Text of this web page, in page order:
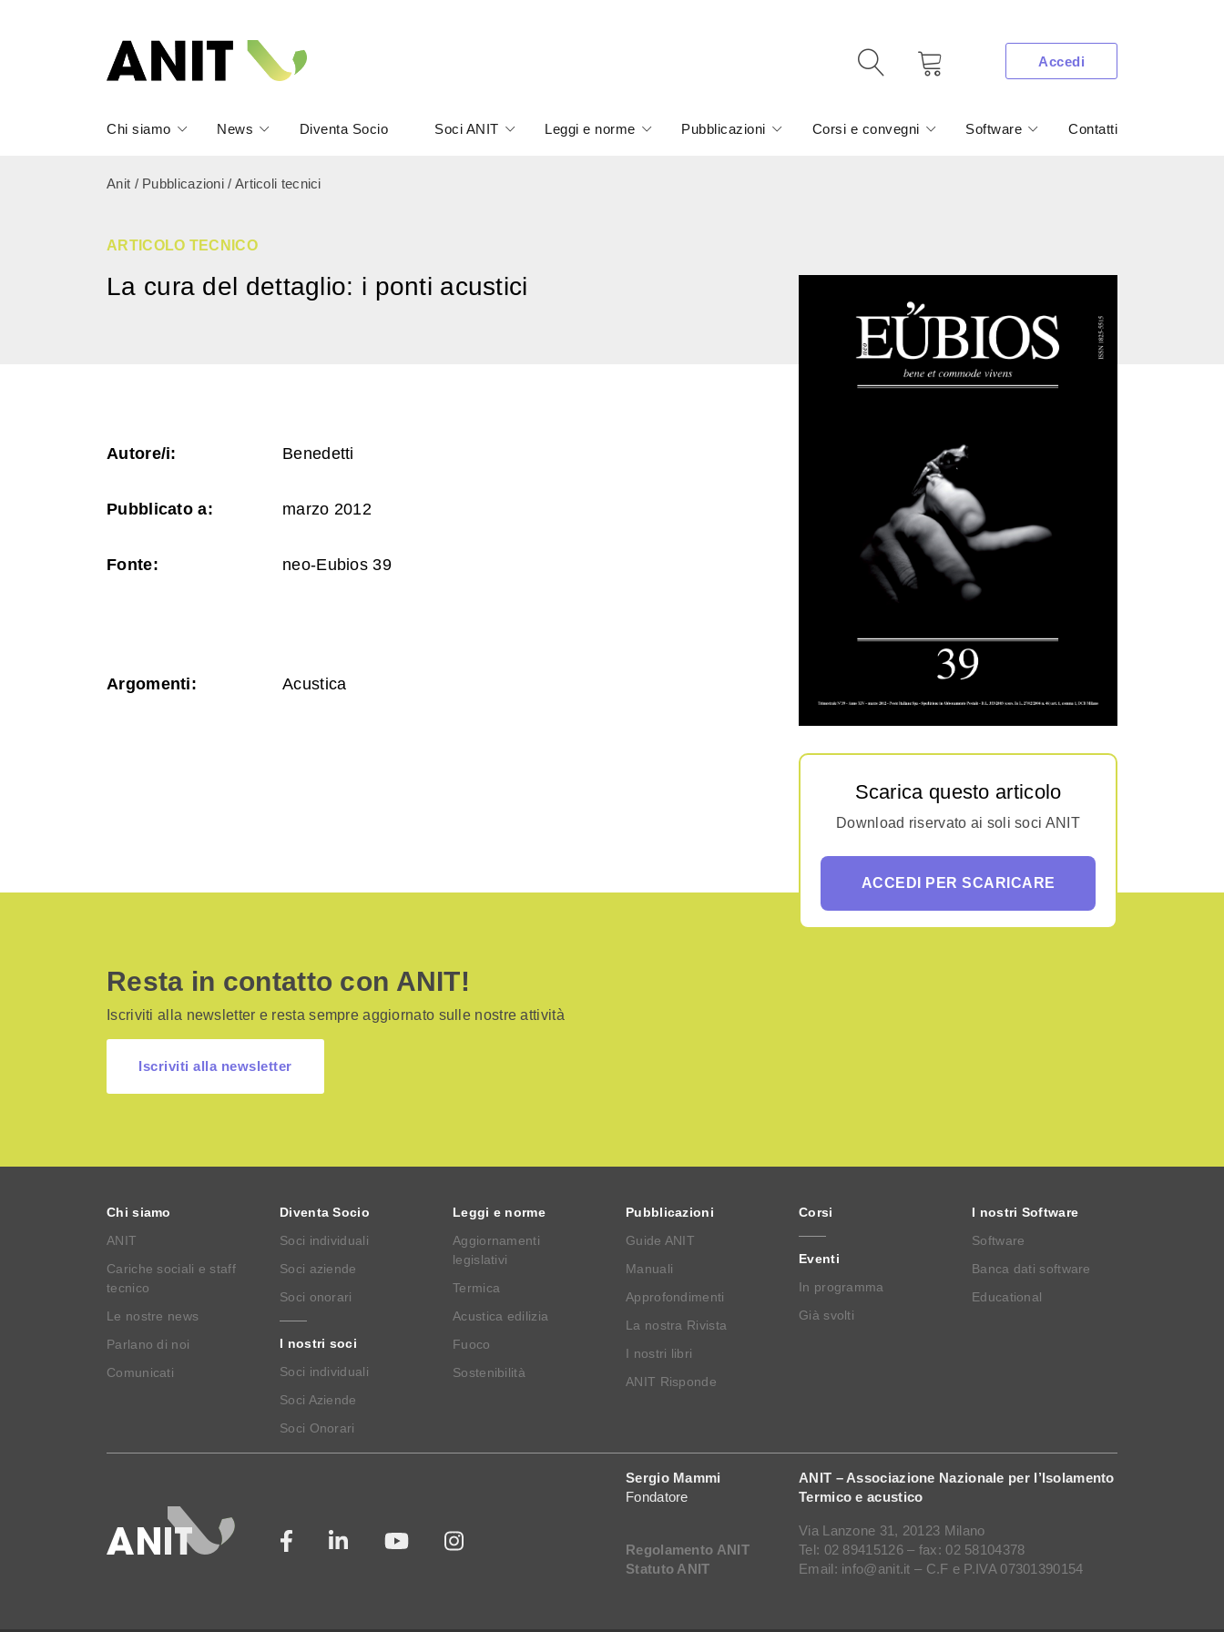
Accedi
Chi siamo News Diventa Socio Soci ANIT Leggi e norme Pubblicazioni Corsi e convegni Software Contatti
Anit / Pubblicazioni / Articoli tecnici
ARTICOLO TECNICO
La cura del dettaglio: i ponti acustici
Scarica questo articolo
Download riservato ai soli soci ANIT
ACCEDI PER SCARICARE
Autore/i: Benedetti
Pubblicato a: marzo 2012
Fonte: neo-Eubios 39
Argomenti: Acustica
Resta in contatto con ANIT!
Iscriviti alla newsletter e resta sempre aggiornato sulle nostre attività
Iscriviti alla newsletter
Chi siamo
ANIT
Cariche sociali e staff
tecnico
Le nostre news
Parlano di noi
Comunicati
Diventa Socio
Soci individuali
Soci aziende
Soci onorari
I nostri soci
Soci individuali
Soci Aziende
Soci Onorari
Leggi e norme
Aggiornamenti
legislativi
Termica
Acustica edilizia
Fuoco
Sostenibilità
Pubblicazioni
Guide ANIT
Manuali
Approfondimenti
La nostra Rivista
I nostri libri
ANIT Risponde
Corsi
Eventi
In programma
Già svolti
I nostri Software
Software
Banca dati software
Educational
Sergio Mammi
Fondatore
Regolamento ANIT
Statuto ANIT
ANIT – Associazione Nazionale per l’Isolamento
Termico e acustico
Via Lanzone 31, 20123 Milano
Tel: 02 89415126 – fax: 02 58104378
Email: info@anit.it – C.F e P.IVA 07301390154